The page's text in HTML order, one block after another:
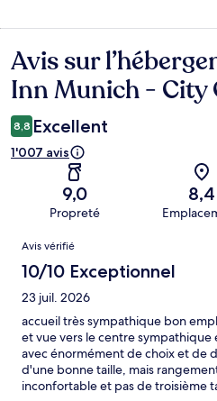
Avis
Avis sur
Inn Munich - City
8,8 Excellent
1'007 avis
9,0
Propreté
8,4
Avis
Avis vérifié
10/10 Exceptionnel
23 juil. 2026
accueil très sympathique bon
et vue vers le centre
avec énormément de choix et de
d'une bonne taille, mais
inconfortable et pas de troisième